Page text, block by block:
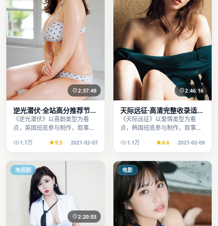
2:37:49
逆光潜伏·全站高分推荐节奏
紧凑值得追看
《逆光潜伏》以喜剧类型为看
点，英国班底参与制作，叙事完
看。1.7万 9.5 2021-02-07
2:46:16
天际远征·高清完整收录适合
周末一口气刷完
《天际远征》以爱情类型为看
点，韩国班底参与制作，叙事完
看。1.1万 6.6 2021-02-09
电视剧
2:20:03
电影